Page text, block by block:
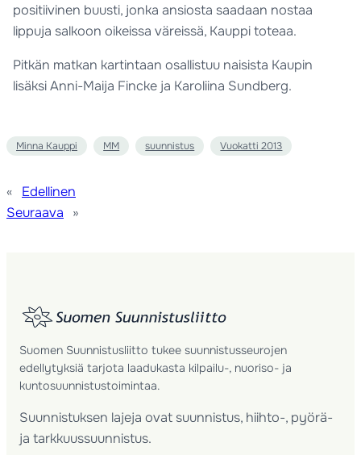
positiivinen buusti, jonka ansiosta saadaan nostaa
lippuja salkoon oikeissa väreissä, Kauppi toteaa.
Pitkän matkan kartintaan osallistuu naisista Kaupin
lisäksi Anni-Maija Fincke ja Karoliina Sundberg.
Minna Kauppi MM suunnistus Vuokatti 2013
«
Edellinen
Seuraava
»
Suomen Suunnistusliitto tukee suunnistusseurojen
edellytyksiä tarjota laadukasta kilpailu-, nuoriso- ja
kuntosuunnistustoimintaa.
Suunnistuksen lajeja ovat suunnistus, hiihto-, pyörä-
ja tarkkuussuunnistus.